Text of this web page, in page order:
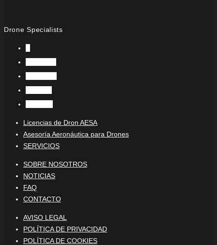
Drone Specialists
Licencias de Dron AESA
Asesoría Aeronáutica para Drones
SERVICIOS
SOBRE NOSOTROS
NOTICIAS
FAQ
CONTACTO
AVISO LEGAL
POLÍTICA DE PRIVACIDAD
POLÍTICA DE COOKIES